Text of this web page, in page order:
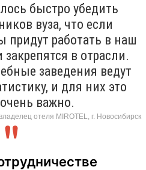
быстро убедить
вуза, что если
придут работать в наш
закрепятся в отрасли.
заведения ведут
и для них это
очень важно.
отеля MIROTEL, г. Новосибирск